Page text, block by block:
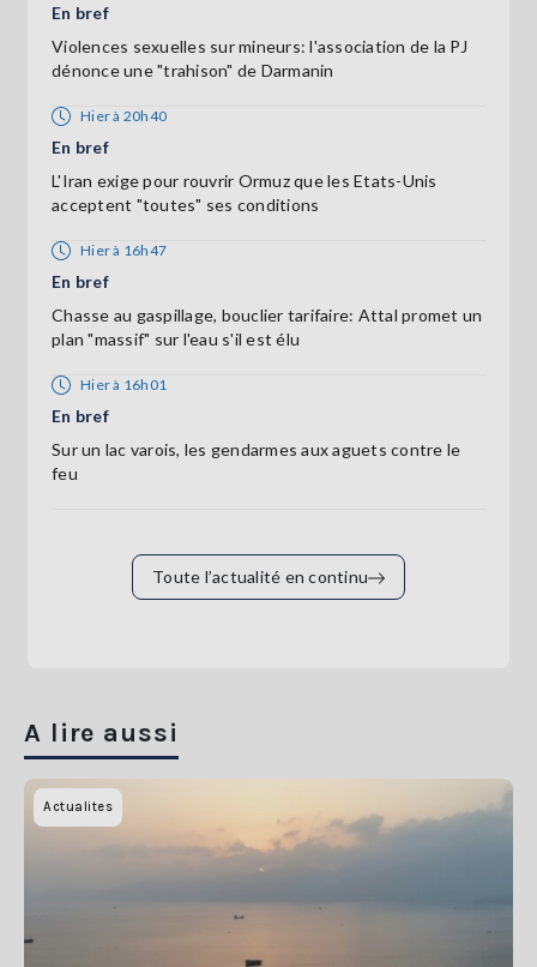
En bref
Violences sexuelles sur mineurs: l'association de la PJ
dénonce une "trahison" de Darmanin
Hier à 20h40
En bref
L'Iran exige pour rouvrir Ormuz que les Etats-Unis
acceptent "toutes" ses conditions
Hier à 16h47
En bref
Chasse au gaspillage, bouclier tarifaire: Attal promet un
plan "massif" sur l'eau s'il est élu
Hier à 16h01
En bref
Sur un lac varois, les gendarmes aux aguets contre le
feu
Toute l’actualité en continu
A lire aussi
Actualites